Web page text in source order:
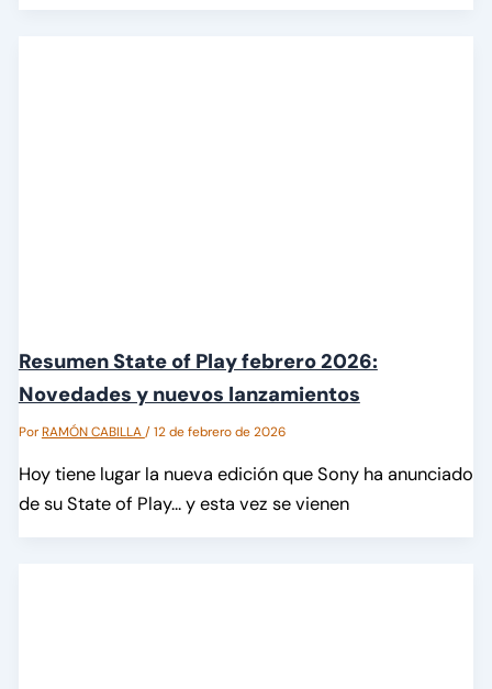
Resumen State of Play febrero 2026:
Novedades y nuevos lanzamientos
PorRAMÓN CABILLA/12 de febrero de 2026
Hoy tiene lugar la nueva edición que Sony ha anunciado
de su State of Play… y esta vez se vienen